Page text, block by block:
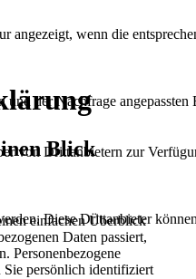
angezeigt, wenn die
der Nachfrage angepassten
von Drittanbietern zur
Diese Drittanbieter